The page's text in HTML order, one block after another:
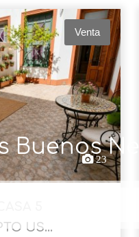
Buenos
Venta
23
US...